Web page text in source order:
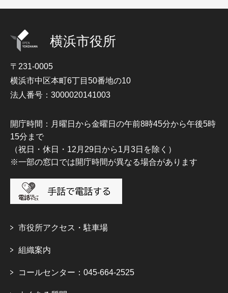
横浜市役所
〒231-0005
横浜市中区本町6丁目50番地の10
法人番号：3000020141003
開庁時間：月曜日から金曜日の午前8時45分から午後5時
15分まで
（祝日・休日・12月29日から1月3日を除く）
※一部の窓口では開庁時間が異なる場合があります
市役所アクセス・駐車場
組織案内
コールセンター：045-664-2525